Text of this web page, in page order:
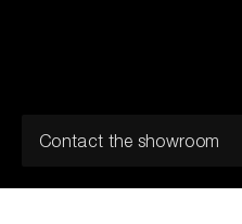
Concepts
R&D
Design
Flagship
Contact the showroom